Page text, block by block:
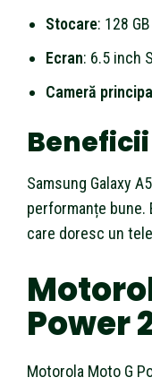
Stocare: 128 GB
Ecran: 6.5 inch
Cameră
Beneficii
Samsung Galaxy
performanțe
care doresc un
Power
Motorola Moto G